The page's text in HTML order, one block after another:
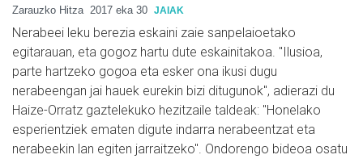
Zarauzko Hitza 2017 eka 30 JAIAK
Nerabeei leku berezia eskaini zaie sanpelaioetako
egitarauan, eta gogoz hartu dute eskainitakoa. "Ilusioa,
parte hartzeko gogoa eta esker ona ikusi dugu
nerabeengan jai hauek eurekin bizi ditugunok", adierazi du
Haize-Orratz gaztelekuko hezitzaile taldeak: "Honelako
esperientziek ematen digute indarra nerabeentzat eta
nerabeekin lan egiten jarraitzeko". Ondorengo bideoa osatu